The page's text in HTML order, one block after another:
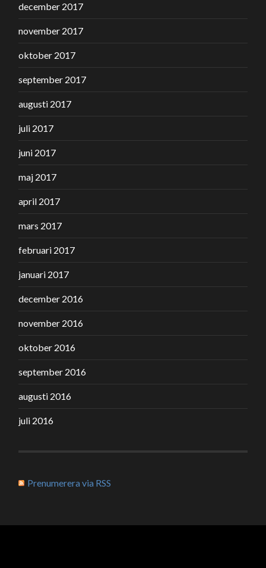
december 2017
november 2017
oktober 2017
september 2017
augusti 2017
juli 2017
juni 2017
maj 2017
april 2017
mars 2017
februari 2017
januari 2017
december 2016
november 2016
oktober 2016
september 2016
augusti 2016
juli 2016
Prenumerera via RSS